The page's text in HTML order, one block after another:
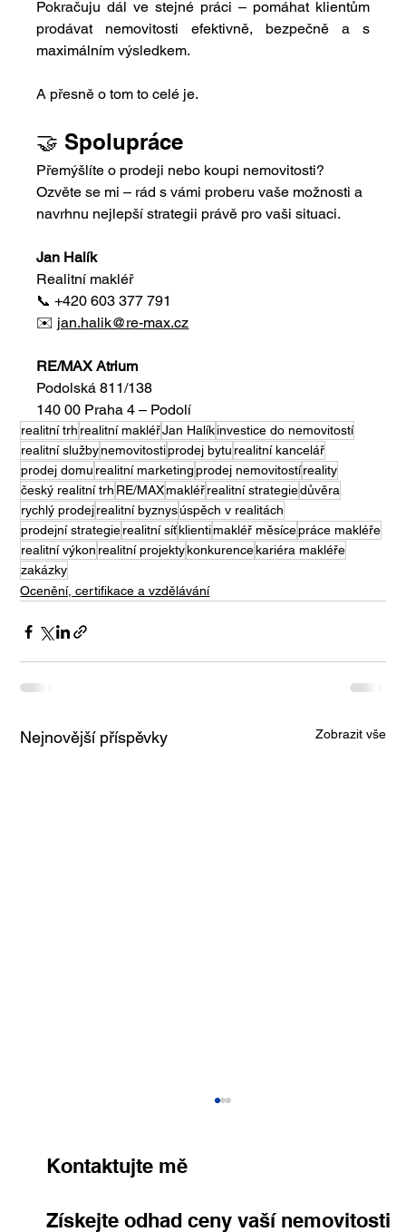
Pokračuju dál ve stejné práci – pomáhat klientům
prodávat nemovitosti efektivně, bezpečně a s
maximálním výsledkem.
A přesně o tom to celé je.
🤝 Spolupráce
Přemýšlíte o prodeji nebo koupi nemovitosti?
Ozvěte se mi – rád s vámi proberu vaše možnosti a
navrhnu nejlepší strategii právě pro vaši situaci.
Jan Halík
Realitní makléř
📞 +420 603 377 791
✉️ jan.halik@re-max.cz
RE/MAX Atrium
Podolská 811/138
140 00 Praha 4 – Podolí
realitní trh realitní makléřJan Halíkinvestice do nemovitostí
realitní službynemovitostiprodej bytu realitní kancelář
prodej domu realitní marketing prodej nemovitostíreality
český realitní trh RE/MAXmakléřrealitní strategiedůvěra
rychlý prodejrealitní byznysúspěch v realitách
prodejní strategierealitní síťklientimakléř měsícepráce makléře
realitní výkon realitní projektykonkurencekariéra makléře
zakázky
Ocenění, certifikace a vzdělávání
Nejnovější příspěvky Zobrazit vše
Kontaktujte mě
Získejte odhad ceny vaší nemovitosti